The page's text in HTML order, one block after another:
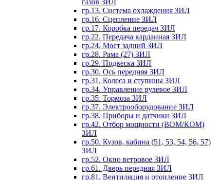
газов ЗИЛ
гр.13. Система охлаждения ЗИЛ
гр.16. Сцепление ЗИЛ
гр.17. Коробка передач ЗИЛ
гр.22. Передача карданная ЗИЛ
гр.24. Мост задний ЗИЛ
гр.28. Рама (27) ЗИЛ
гр.29. Подвеска ЗИЛ
гр.30. Ось передняя ЗИЛ
гр.31. Колеса и ступицы ЗИЛ
гр.34. Управление рулевое ЗИЛ
гр.35. Тормоза ЗИЛ
гр.37. Электрооборудование ЗИЛ
гр.38. Приборы и датчики ЗИЛ
гр.42. Отбор мощности (ВОМ/КОМ)
ЗИЛ
гр.50. Кузов, кабина (51, 53, 54, 56, 57)
ЗИЛ
гр.52. Окно ветровое ЗИЛ
гр.61. Дверь передняя ЗИЛ
гр.81. Вентиляция и отопление ЗИЛ